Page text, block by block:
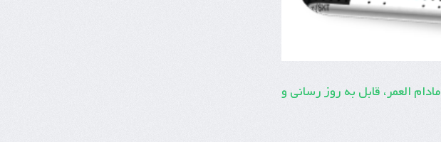
مادام العمر، قابل به روز رسانی و